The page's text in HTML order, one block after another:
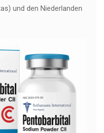
und den Niederlanden